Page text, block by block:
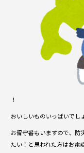
！
おいしいものいっぱいでし
お留守番もいますので、防
たい！と思われた方はお電